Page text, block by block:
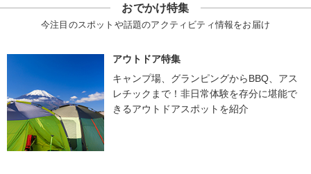
おでかけ特集
今注目のスポットや話題のアクティビティ情報をお届け
アウトドア特集
キャンプ場、グランピングからBBQ、アス
レチックまで！非日常体験を存分に堪能で
きるアウトドアスポットを紹介